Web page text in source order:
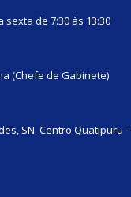
de 7:30 às 13:30
(Chefe de Gabinete)
SN. Centro Quatipuru –